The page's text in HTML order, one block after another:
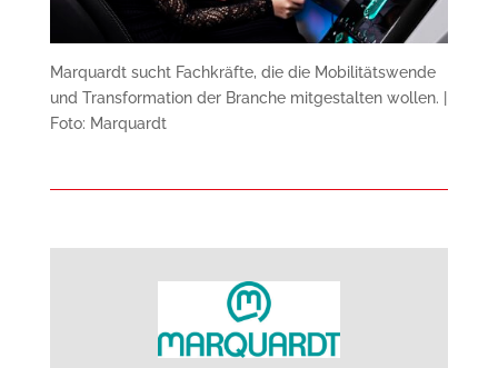
Marquardt sucht Fachkräfte, die die Mobilitätswende
und Transformation der Branche mitgestalten wollen. |
Foto: Marquardt